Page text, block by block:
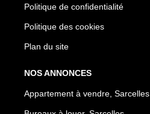
Politique de confidentialité
Politique des cookies
Plan du site
NOS ANNONCES
Appartement à vendre, Sarcelles